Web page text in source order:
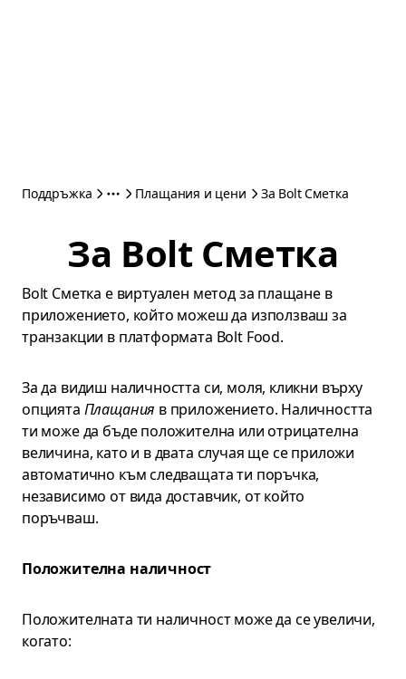
Поддръжка Плащания и цени За Bolt Сметка
За Bolt Сметка
Bolt Сметка е виртуален метод за плащане в
приложението, който можеш да използваш за
транзакции в платформата Bolt Food.
За да видиш наличността си, моля, кликни върху
опцията Плащания в приложението. Наличността
ти може да бъде положителна или отрицателна
величина, като и в двата случая ще се приложи
автоматично към следващата ти поръчка,
независимо от вида доставчик, от който
поръчваш.
Положителна наличност
Положителната ти наличност може да се увеличи,
когато: